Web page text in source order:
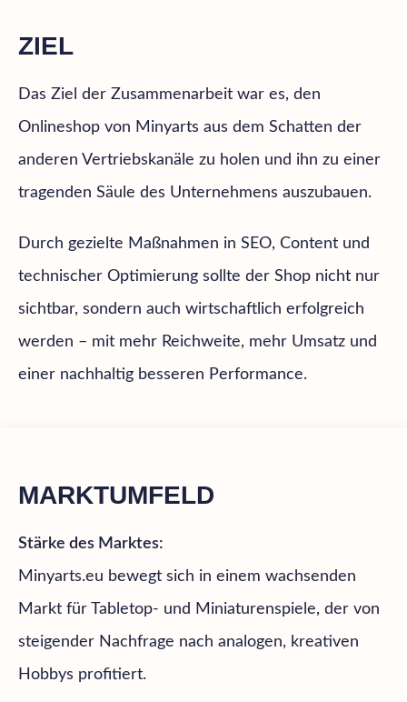
ZIEL
Das Ziel der Zusammenarbeit war es, den
Onlineshop von Minyarts aus dem Schatten der
anderen Vertriebskanäle zu holen und ihn zu einer
tragenden Säule des Unternehmens auszubauen.
Durch gezielte Maßnahmen in SEO, Content und
technischer Optimierung sollte der Shop nicht nur
sichtbar, sondern auch wirtschaftlich erfolgreich
werden – mit mehr Reichweite, mehr Umsatz und
einer nachhaltig besseren Performance.
­­MARKTUMFELD
Stärke des Marktes:
Minyarts.eu bewegt sich in einem wachsenden
Markt für Tabletop- und Miniaturenspiele, der von
steigender Nachfrage nach analogen, kreativen
Hobbys profitiert.